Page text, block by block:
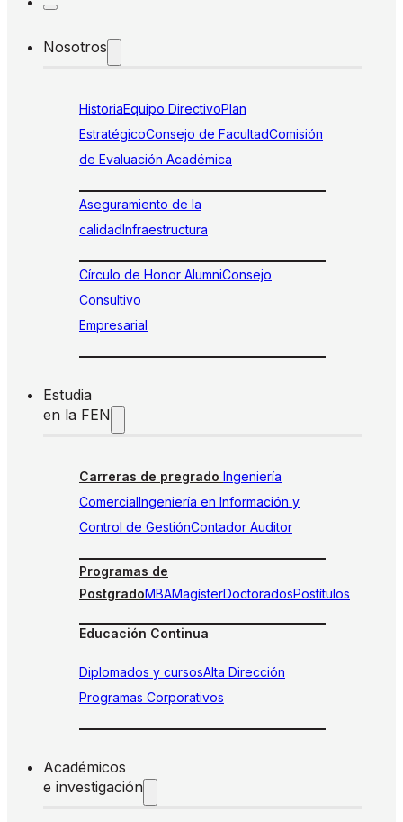
Nosotros
HistoriaEquipo DirectivoPlan
EstratégicoConsejo de FacultadComisión
de Evaluación Académica
Aseguramiento de la
calidadInfraestructura
Círculo de Honor AlumniConsejo
Consultivo
Empresarial
Estudia
en la FEN
Carreras de pregrado Ingeniería
ComercialIngeniería en Información y
Control de GestiónContador Auditor
Programas de
PostgradoMBAMagísterDoctoradosPostítulos
Educación Continua
Diplomados y cursosAlta Dirección
Programas Corporativos
Académicos
e investigación